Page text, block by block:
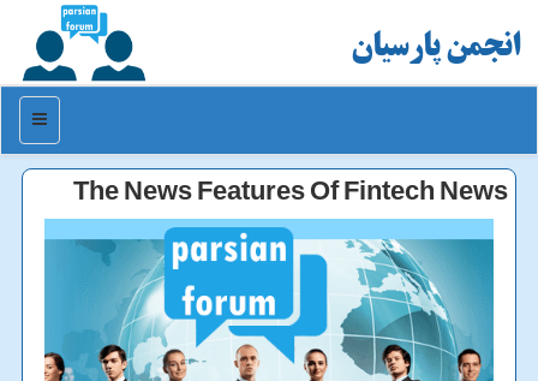
انجمن پارسیان
منو
The News Features Of Fintech News